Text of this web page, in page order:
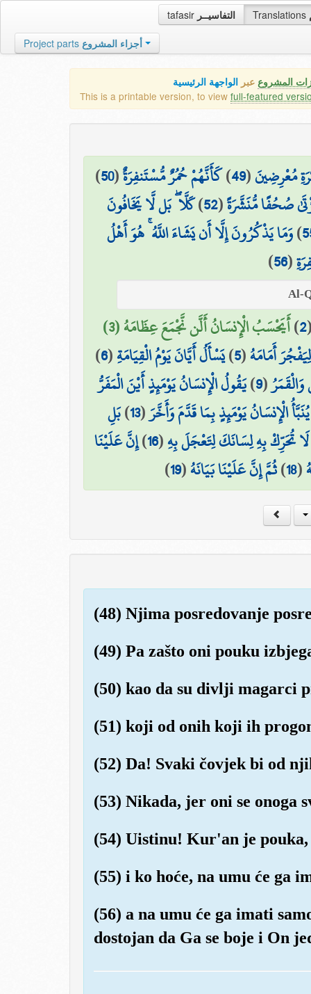
tafasir التفاسيــر Translations
Project parts أجزاء المشروع
المشروع عبر الواجهة الرئيسية
This is a printable version, to view full-featured
مُعْرِضِينَ(
49
)كَأَنَّهُمْ حُمُرٌ مُّسْتَنفِرَةٌ(
50
)
صُحُفًا مُّنَشَّرَةً(
52
)كَلَّا ۖ بَل لَّا يَخَافُونَ
)وَمَا يَذْكُرُونَ إِلَّا أَن يَشَاءَ اللَّهُ ۚ هُوَ أَهْلُ
(
56
)
2
)أَيَحْسَبُ الْإِنسَانُ أَلَّن نَّجْمَعَ عِظَامَهُ (3)
أَمَامَهُ(
5
)يَسْأَلُ أَيَّانَ يَوْمُ الْقِيَامَةِ(
6
)
(
9
)يَقُولُ الْإِنسَانُ يَوْمَئِذٍ أَيْنَ الْمَفَرُّ
يُنَبَّأُ الْإِنسَانُ يَوْمَئِذٍ بِمَا قَدَّمَ وَأَخَّرَ(
13
)بَلِ
لَا تُحَرِّكْ بِهِ لِسَانَكَ لِتَعْجَلَ بِهِ(
16
)إِنَّ عَلَيْنَا
(
18
)ثُمَّ إِنَّ عَلَيْنَا بَيَانَهُ(
19
)
(48) Njima posredovanje
(49) Pa zašto oni pouku
(50) kao da su divlji magarci
(51) koji od onih koji ih
(52) Da! Svaki čovjek bi od
(53) Nikada, jer oni se onoga
(54) Uistinu! Kur'an je pouka,
(55) i ko hoće, na umu će ga
(56) a na umu će ga imati
dostojan da Ga se boje i On